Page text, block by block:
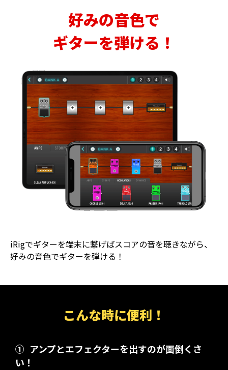
好みの音色で
ギターを弾ける！
iRigでギターを端末に繋げばスコアの音を聴きながら、
好みの音色でギターを弾ける！
こんな時に便利！
① アンプとエフェクターを出すのが面倒くさ
い！